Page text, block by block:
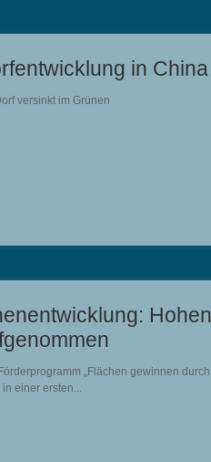
in China
versinkt im Grünen
„Flächen gewinnen
einer ersten...